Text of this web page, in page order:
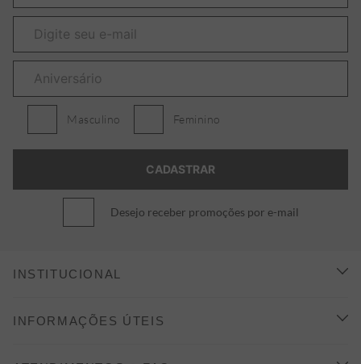
Masculino Feminino
Desejo receber promoções por e-mail
INSTITUCIONAL
CONHEÇA A ALEATORY
INFORMAÇÕES ÚTEIS